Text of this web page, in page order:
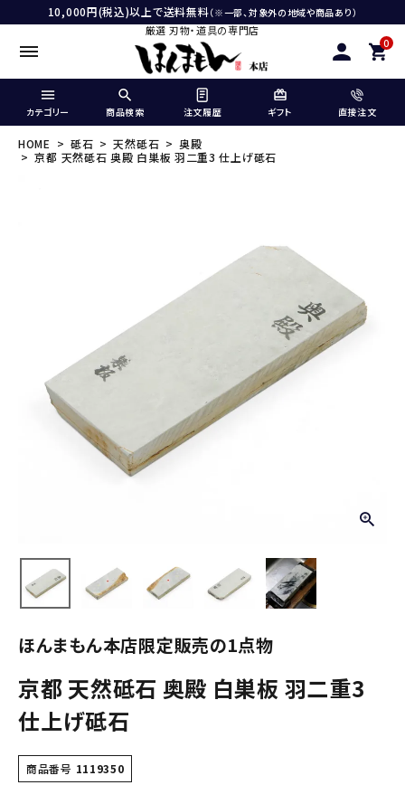
10,000円(税込)以上で送料無料（※一部、対象外の地域や商品あり）
厳選 刃物・道具の専門店
0
カテゴリー 商品検索 注文履歴 ギフト 直接注文
HOME 砥石 天然砥石
奥殿
京都 天然砥石 奥殿 白巣板 羽二重3 仕上げ砥石
ほんまもん本店限定販売の1点物
京都 天然砥石 奥殿 白巣板 羽二重3
仕上げ砥石
商品番号 1119350